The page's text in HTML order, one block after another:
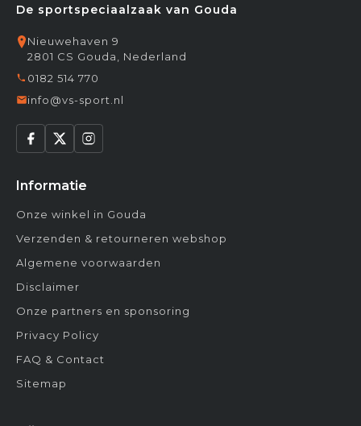
De sportspeciaalzaak van Gouda
Nieuwehaven 9
2801 CS Gouda, Nederland
0182 514 770
info@vs-sport.nl
Informatie
Onze winkel in Gouda
Verzenden & retourneren webshop
Algemene voorwaarden
Disclaimer
Onze partners en sponsoring
Privacy Policy
FAQ & Contact
Sitemap